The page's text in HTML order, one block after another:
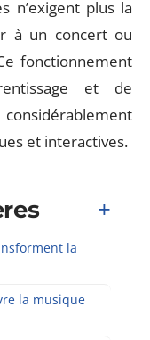
n’exigent plus la
à un concert ou
fonctionnement
et de
et interactives.
la
la musique